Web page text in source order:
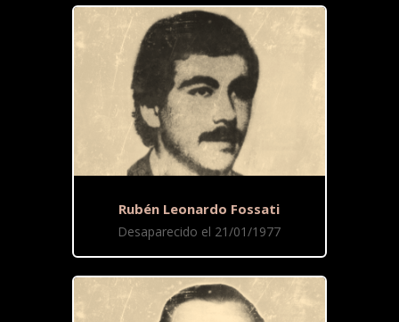
Rubén Leonardo Fossati
Desaparecido el 21/01/1977